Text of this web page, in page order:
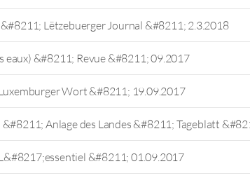
Lëtzebuerger Journal &#8211; 2.3.2018
eaux) &#8211; Revue &#8211; 09.2017
Wort &#8211; 19.09.2017
Anlage des Landes &#8211; Tageblatt
&#8211; 01.09.2017